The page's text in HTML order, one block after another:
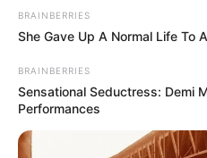
BRAINBERRIES
She Gave Up A Normal Life To
BRAINBERRIES
Sensational Seductress: Demi
Performances